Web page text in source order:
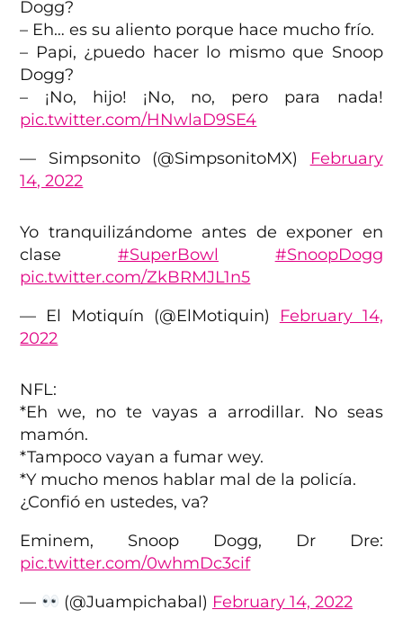
Dogg?
– Eh… es su aliento porque hace mucho frío.
– Papi, ¿puedo hacer lo mismo que Snoop
Dogg?
– ¡No, hijo! ¡No, no, pero para nada!
pic.twitter.com/HNwlaD9SE4
— Simpsonito (@SimpsonitoMX)
February
14, 2022
Yo tranquilizándome antes de exponer en
clase #SuperBowl
#SnoopDogg
pic.twitter.com/ZkBRMJL1n5
— El Motiquín (@ElMotiquin)
February 14,
2022
NFL:
*Eh we, no te vayas a arrodillar. No seas
mamón.
*Tampoco vayan a fumar wey.
*Y mucho menos hablar mal de la policía.
¿Confió en ustedes, va?
Eminem, Snoop Dogg, Dr Dre:
pic.twitter.com/0whmDc3cif
—
(@Juampichabal) February 14, 2022